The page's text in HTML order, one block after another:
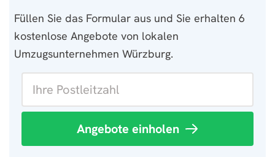
Füllen Sie das Formular aus und Sie erhalten 6
kostenlose Angebote von lokalen
Umzugsunternehmen Würzburg.
Angebote einholen